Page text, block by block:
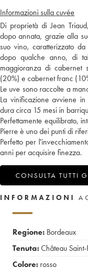
Informazioni sulla cuvée
Di proprietà di Jean
dopo annata, grazie alla
suo vino, caratterizzato
dopo qualche anno, di
maggioranza di
(20%) e cabernet franc
Le uve sono raccolte a
La vinificazione avviene
dura circa 15 mesi in
Perfettamente equilibrato,
Pierre è uno dei punti di
Perfetto per
anni per acquisire finezza.
CONSULTA TUTTI
INFORMAZIONI
Regione: Bordeaux
Tenuta:Château
Colore: rosso